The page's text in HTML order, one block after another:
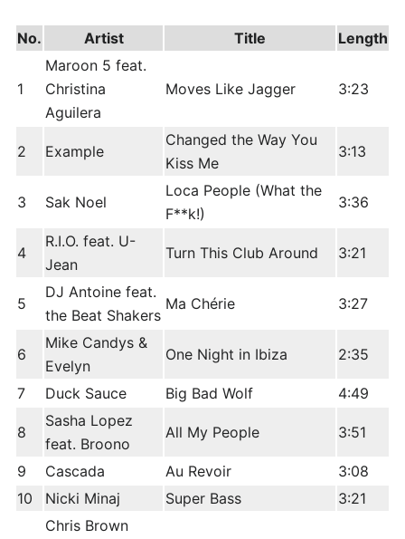
No. Artist Title Length
1
Maroon 5 feat.
Christina
Aguilera
Moves Like Jagger 3:23
2 Example
Changed the Way You
Kiss Me
3:13
3 Sak Noel
Loca People (What the
F**k!)
3:36
4
R.I.O. feat. U-
Jean
Turn This Club Around 3:21
5
DJ Antoine feat.
the Beat Shakers
Ma Chérie 3:27
6
Mike Candys &
Evelyn
One Night in Ibiza 2:35
7 Duck Sauce Big Bad Wolf 4:49
8
Sasha Lopez
feat. Broono
All My People 3:51
9 Cascada Au Revoir
3:08
10
Nicki Minaj Super Bass 3:21
Chris Brown